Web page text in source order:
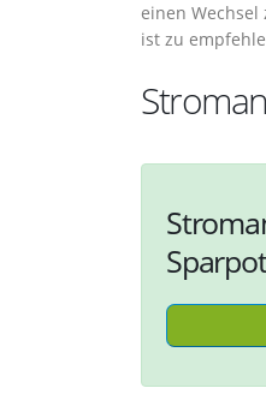
einen
ist zu